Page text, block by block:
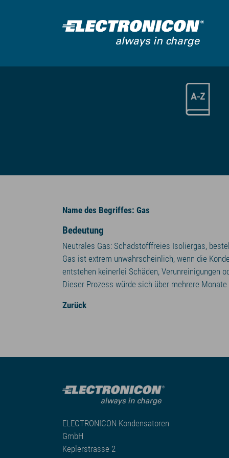
Name des Begriffes: Gas
Bedeutung
Neutrales Gas: Schadstofffreies Isoliergas,
Gas ist extrem unwahrscheinlich, wenn die
entstehen keinerlei Schäden, Verunreinigungen
Dieser Prozess würde sich über mehrere
Zurück
ELECTRONICON Kondensatoren
GmbH
Keplerstrasse 2